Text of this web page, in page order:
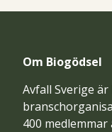
Om Biogödsel
Avfall Sverige
400